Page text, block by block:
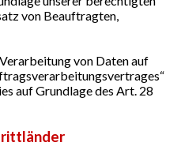
von Beauftragten,
von Daten auf
auf Grundlage des Art. 28